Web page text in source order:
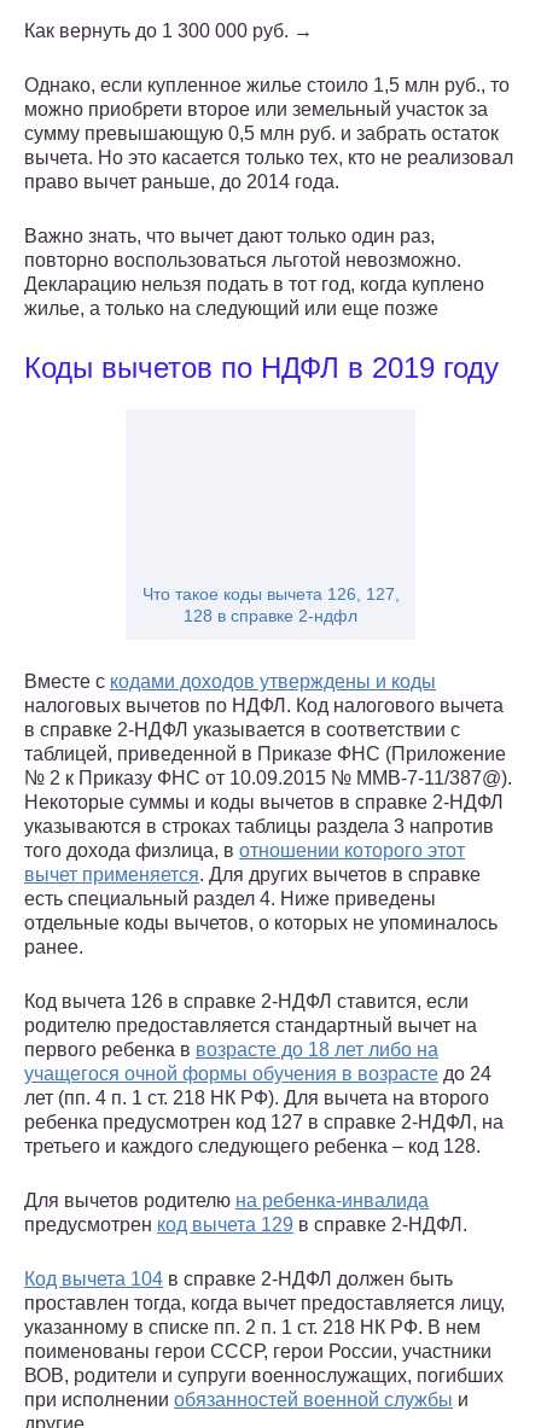
Как вернуть до 1 300 000 руб. →
Однако, если купленное жилье стоило 1,5 млн руб., то
можно приобрети второе или земельный участок за
сумму превышающую 0,5 млн руб. и забрать остаток
вычета. Но это касается только тех, кто не реализовал
право вычет раньше, до 2014 года.
Важно знать, что вычет дают только один раз,
повторно воспользоваться льготой невозможно.
Декларацию нельзя подать в тот год, когда куплено
жилье, а только на следующий или еще позже
Коды вычетов по НДФЛ в 2019 году
Что такое коды вычета 126, 127,
128 в справке 2-ндфл
Вместе с кодами доходов утверждены и коды
налоговых вычетов по НДФЛ. Код налогового вычета
в справке 2-НДФЛ указывается в соответствии с
таблицей, приведенной в Приказе ФНС (Приложение
№ 2 к Приказу ФНС от 10.09.2015 № ММВ-7-11/387@).
Некоторые суммы и коды вычетов в справке 2-НДФЛ
указываются в строках таблицы раздела 3 напротив
того дохода физлица, в отношении которого этот
вычет применяется. Для других вычетов в справке
есть специальный раздел 4. Ниже приведены
отдельные коды вычетов, о которых не упоминалось
ранее.
Код вычета 126 в справке 2-НДФЛ ставится, если
родителю предоставляется стандартный вычет на
первого ребенка в возрасте до 18 лет либо на
учащегося очной формы обучения в возрасте до 24
лет (пп. 4 п. 1 ст. 218 НК РФ). Для вычета на второго
ребенка предусмотрен код 127 в справке 2-НДФЛ, на
третьего и каждого следующего ребенка – код 128.
Для вычетов родителю на ребенка-инвалида
предусмотрен код вычета 129 в справке 2-НДФЛ.
Код вычета 104 в справке 2-НДФЛ должен быть
проставлен тогда, когда вычет предоставляется лицу,
указанному в списке пп. 2 п. 1 ст. 218 НК РФ. В нем
поименованы герои СССР, герои России, участники
ВОВ, родители и супруги военнослужащих, погибших
при исполнении обязанностей военной службы и